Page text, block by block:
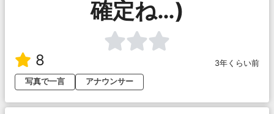
確定ね…)
8
3年くらい前
写真で一言
アナウンサー